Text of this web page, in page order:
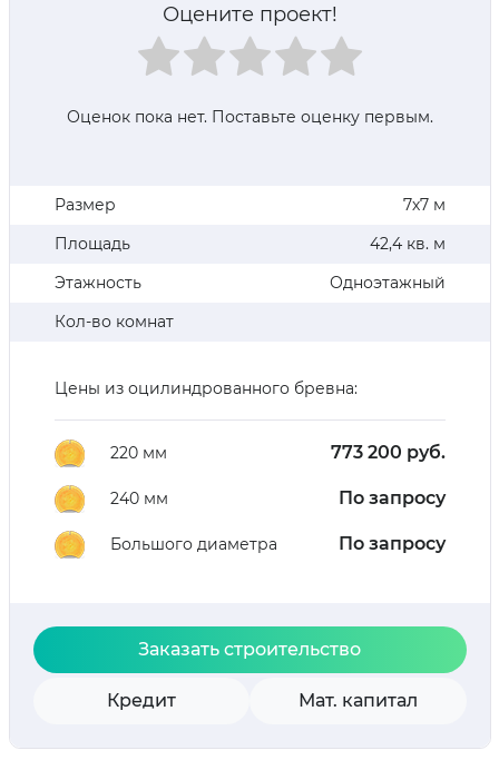
Оцените проект!
Оценок пока нет. Поставьте оценку первым.
Размер
7х7 м
Площадь
42,4 кв. м
Этажность
Одноэтажный
Кол-во комнат
Цены из оцилиндрованного бревна:
220 мм 773 200 руб.
240 мм По запросу
Большого диаметра По запросу
Заказать строительство
Кредит Мат. капитал